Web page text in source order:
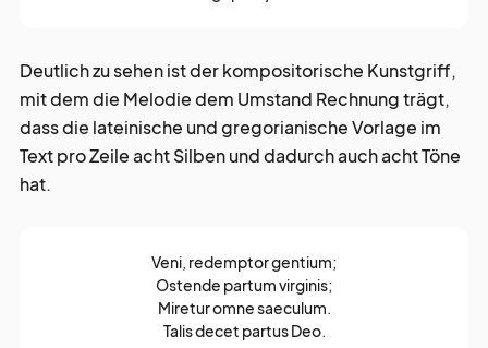
Deutlich zu sehen ist der kompositorische Kunstgriff,
mit dem die Melodie dem Umstand Rechnung trägt,
dass die lateinische und gregorianische Vorlage im
Text pro Zeile acht Silben und dadurch auch acht Töne
hat.
Veni, redemptor gentium;
Ostende partum virginis;
Miretur omne saeculum.
Talis decet partus Deo.